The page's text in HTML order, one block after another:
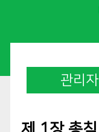
관리자